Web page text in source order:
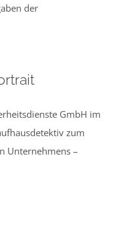
der
GmbH im
zum
Unternehmens –